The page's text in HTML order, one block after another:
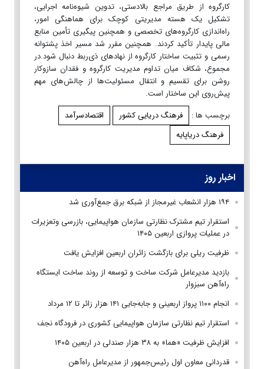
کارگروه از طریق مراجع بالادستی، تدوین شیوه‌نامه اجرایی،
تشکیل یک هسته مدیریتی کوچک برای هماهنگی امور،
راه‌اندازی کارگروه‌های تخصصی و همچنین پیگیری تأمین منابع
مالی پایدار تأکید کردند. همچنین مقرر شد مسیر اخذ پشتوانه
رسمی و تثبیت ساختار کارگروه از نهادهای ذی‌ربط دنبال شود.در
مجموع، شکاف میان تداوم مدیریت کارگروه و فقدان سازوکار
روشن برای تقسیم و انتقال مسئولیت‌ها از چالش‌های مهم
پیش‌روی این ساختار است.
برچسب ها :
فرهنگ دریایی کشور
اقتصادسرآمد
فرهنگ دریاپایه
اخبار روز
۱۹۴ هزار انشعاب غیرمجاز از شبکه برق جمع‌آوری شد
استقرار تیم مشترک نظارتی سازمان هواپیمایی، بازرسی وتعزیرات
در عملیات پروازی اربعین ۱۴۰۵
ظرفیت ریلی برای بازگشت زائران اربعین افزایش یافت
بازدید مدیرعامل شرکت ساخت و توسعه از روند ساخت ایستگاه
راه‌آهن سبزوار
انجام ۱۱۰۰ پرواز اربعینی و جابه‌جایی ۱۴۱ هزار زائر تا ۱۲ مرداد
استقرار تیم‌ نظارتی سازمان هواپیمایی کشوری در فرودگاه نجف
افزایش ظرفیت «هما» به ۳۸ هزار صندلی در اربعین ۱۴۰۵
قدردانی معاون اول رئیس‌جمهور از مدیرعامل راه‌آهن